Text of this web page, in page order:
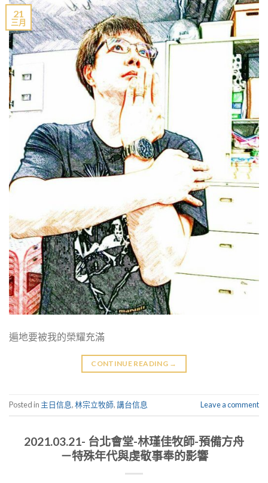
21
三月
遍地要被我的榮耀充滿
CONTINUE READING →
Posted in 主日信息,林宗立牧師,講台信息 Leave a comment
2021.03.21- 台北會堂-林瑾佳牧師-預備方舟
－特殊年代與虔敬事奉的影響